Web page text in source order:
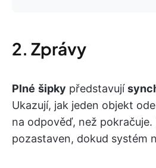
2. Zprávy
Plné šipky představují
Ukazují, jak jeden objekt
na odpověď, než pokračuje.
pozastaven, dokud systém